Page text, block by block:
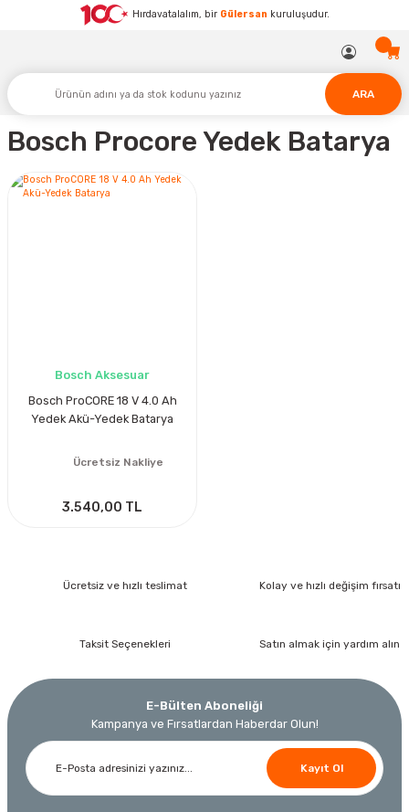
Hırdavatalalım, bir Gülersan kuruluşudur.
ARA
Bosch Procore Yedek Batarya
Bosch Aksesuar
Bosch ProCORE 18 V 4.0 Ah
Yedek Akü-Yedek Batarya
Ücretsiz Nakliye
3.540,00 TL
Ücretsiz ve hızlı teslimat Kolay ve hızlı değişim fırsatı
Taksit Seçenekleri Satın almak için yardım alın
E-Bülten Aboneliği
Kampanya ve Fırsatlardan Haberdar Olun!
Kayıt Ol